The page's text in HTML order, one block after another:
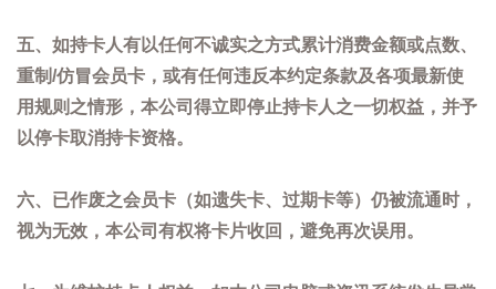
五、如持卡人有以任何不诚实之方式累计消费金额或点数、
重制/仿冒会员卡，或有任何违反本约定条款及各项最新使
用规则之情形，本公司得立即停止持卡人之一切权益，并予
以停卡取消持卡资格。
六、已作废之会员卡（如遗失卡、过期卡等）仍被流通时，
视为无效，本公司有权将卡片收回，避免再次误用。